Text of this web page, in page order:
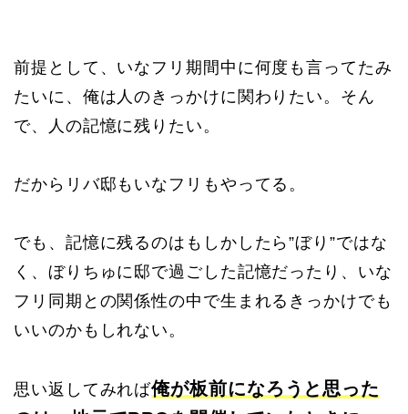
前提として、いなフリ期間中に何度も言ってたみ
たいに、俺は人のきっかけに関わりたい。そん
で、人の記憶に残りたい。
だからリバ邸もいなフリもやってる。
でも、記憶に残るのはもしかしたら”ぼり”ではな
く、ぼりちゅに邸で過ごした記憶だったり、いな
フリ同期との関係性の中で生まれるきっかけでも
いいのかもしれない。
思い返してみれば俺が板前になろうと思った